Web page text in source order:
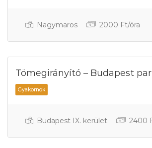
Nagymaros 2000 Ft/óra
Tömegirányító – Budapest
Budapest IX. kerület 2400